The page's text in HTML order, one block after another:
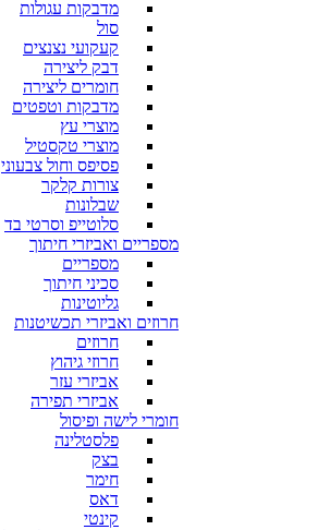
מדבקות עגולות
סול
קעקועי נצנצים
דבק ליצירה
חומרים ליצירה
מדבקות וטפטים
מוצרי עץ
מוצרי טקסטיל
פסיפס וחול צבעוני
צורות קלקר
שבלונות
סלוטייפ וסרטי בד
מספריים ואביזרי חיתוך
מספריים
סכיני חיתוך
גליוטינות
חרוזים ואביזרי תכשיטנות
חרוזים
חרוזי גיהוץ
אביזרי עזר
אביזרי תפירה
חומרי לישה ופיסול
פלסטלינה
בצק
חימר
דאס
קינטי